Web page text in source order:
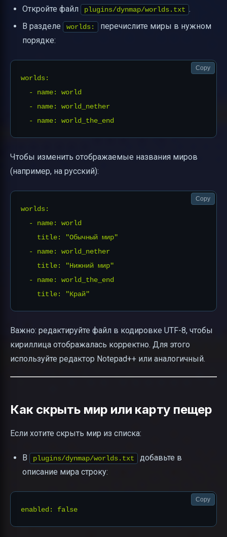
Откройте файл plugins/dynmap/worlds.txt .
В разделе
worlds:
перечислите миры в нужном
порядке:
worlds:
  - name: world
  - name: world_nether
Copy
Чтобы изменить отображаемые названия миров
(например, на русский):
worlds:
  - name: world
    title: "Обычный мир"
  - name: world_nether
    title: "Нижний мир"
  - name: world_the_end
Copy
Важно: редактируйте файл в кодировке UTF-8, чтобы
кириллица отображалась корректно. Для этого
используйте редактор Notepad++ или аналогичный.
Как скрыть мир или карту пещер
Если хотите скрыть мир из списка:
В plugins/dynmap/worlds.txt
добавьте в
описание мира строку:
Copy